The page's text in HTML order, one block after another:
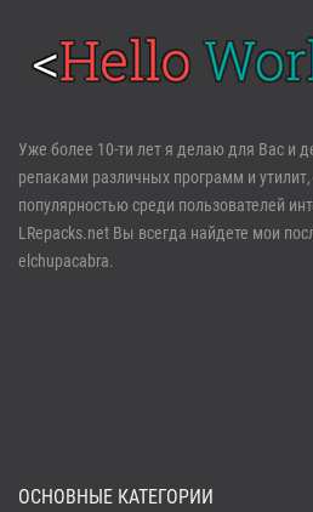
Войти
Забыли пароль?
Уже более 10-ти лет я делаю для Вас и
репаками различных программ и
популярностью среди пользователей
LRepacks.net Вы всегда найдете мои
elchupacabra.
ОСНОВНЫЕ КАТЕГОРИИ